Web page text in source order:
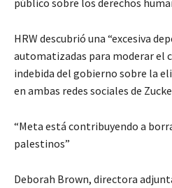
HRW descubrió una “excesiva
automatizadas para moderar el
indebida del gobierno sobre la
en ambas redes sociales de
“Meta está contribuyendo a
palestinos”
Deborah Brown, directora